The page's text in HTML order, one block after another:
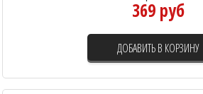
369 руб
ДОБАВИТЬ В КОРЗИНУ